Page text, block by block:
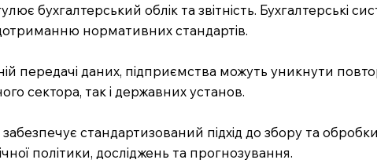
бухгалтерський облік та звітність. Бухгалтерські
нормативних стандартів.
передачі даних, підприємства можуть уникнути
сектора, так і державних установ.
стандартизований підхід до збору та
політики, досліджень та прогнозування.